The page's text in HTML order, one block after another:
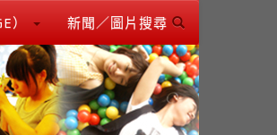
） 新聞／圖片搜尋